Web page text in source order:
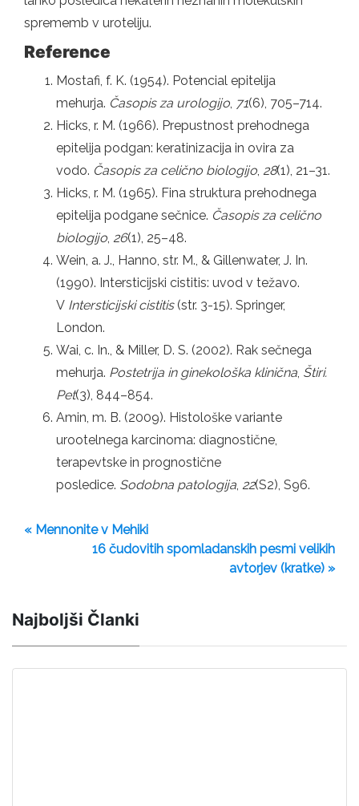
sprememb v uroteliju.
Reference
Mostafi, f. K. (1954). Potencial epitelija
mehurja. Časopis za urologijo 71(6), 705–714.
Hicks, r. M. (1966). Prepustnost prehodnega
epitelija podgan: keratinizacija in ovira za
vodo. Časopis za celično biologijo 28(1), 21–31.
Hicks, r. M. (1965). Fina struktura prehodnega
epitelija podgane sečnice. Časopis za celično
biologijo 26(1), 25–48.
Wein, a. J., Hanno, str. M., & Gillenwater, J. In.
(1990). Intersticijski cistitis: uvod v težavo.
V Intersticijski cistitis(str. 3-15). Springer,
London.
Wai, c. In., & Miller, D. S. (2002). Rak sečnega
mehurja. Postetrija in ginekološka klinična Štiri.
Pet(3), 844–854.
Amin, m. B. (2009). Histološke variante
urootelnega karcinoma: diagnostične,
terapevtske in prognostične
posledice. Sodobna patologija 22(S2), S96.
« Mennonite v Mehiki
16 čudovitih spomladanskih pesmi velikih
avtorjev (kratke) »
Najboljši Članki